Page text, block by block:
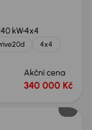
kW4x4
4x4
Akční cena
340 000 Kč